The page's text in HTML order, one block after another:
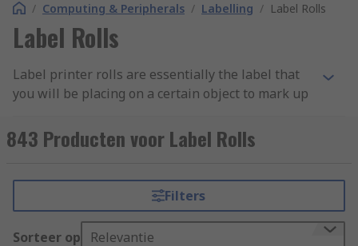
/ Computing & Peripherals / Labelling / Label Rolls
Label Rolls
Label printer rolls are essentially the label that
you will be placing on a certain object to mark up
will need for yourlabel makers and label
printers. Are you looking to label some of your
exactly what you need so you are able to print
whatever you want onto these tapes to then
stick/label anywhere you need these to be placed.
843 Producten voor Label Rolls
Filters
Sorteer op Relevantie